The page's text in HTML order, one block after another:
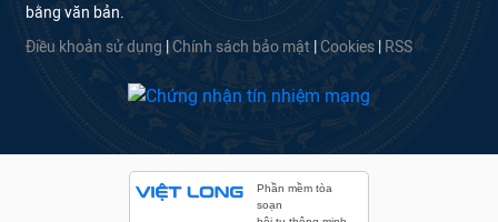
bằng văn bản.
Điều khoản sử dụng Chính sách bảo mật Cookies RSS
Phần mềm tòa
soạn